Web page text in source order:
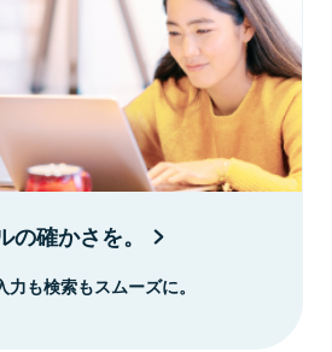
確かさを。
も検索もスムーズに。